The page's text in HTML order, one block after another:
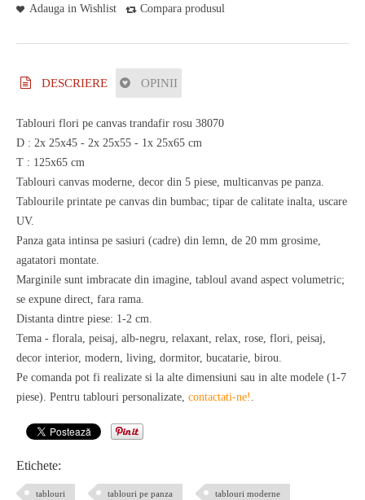
Adauga in Wishlist Compara produsul
DESCRIERE OPINII
Tablouri flori pe canvas trandafir rosu 38070
D : 2x 25x45 - 2x 25x55 - 1x 25x65 cm
T : 125x65 cm
Tablouri canvas moderne, decor din 5 piese, multicanvas pe panza.
Tablourile printate pe canvas din bumbac; tipar de calitate inalta, uscare
UV.
Panza gata intinsa pe sasiuri (cadre) din lemn, de 20 mm grosime,
agatatori montate.
Marginile sunt imbracate din imagine, tabloul avand aspect volumetric;
se expune direct, fara rama.
Distanta dintre piese: 1-2 cm.
Tema - florala, peisaj, alb-negru, relaxant, relax, rose, flori, peisaj,
decor interior, modern, living, dormitor, bucatarie, birou.
Pe comanda pot fi realizate si la alte dimensiuni sau in alte modele (1-7
piese). Pentru tablouri personalizate, contactati-ne! .
Etichete:
tablouri tablouri pe panza tablouri moderne